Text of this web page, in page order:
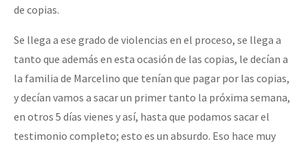
de copias.
Se llega a ese grado de violencias en el proceso, se llega a
tanto que además en esta ocasión de las copias, le decían a
la familia de Marcelino que tenían que pagar por las copias,
y decían vamos a sacar un primer tanto la próxima semana,
en otros 5 días vienes y así, hasta que podamos sacar el
testimonio completo; esto es un absurdo. Eso hace muy